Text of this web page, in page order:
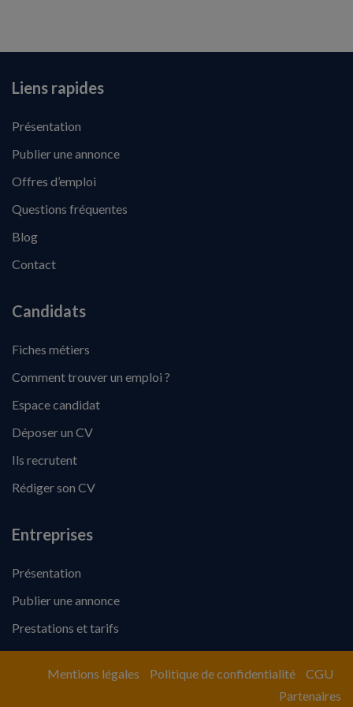
Liens rapides
Présentation
Publier une annonce
Offres d’emploi
Questions fréquentes
Blog
Contact
Candidats
Fiches métiers
Comment trouver un emploi ?
Espace candidat
Déposer un CV
Ils recrutent
Rédiger son CV
Entreprises
Présentation
Publier une annonce
Prestations et tarifs
Mentions légales Politique de confidentialité
CGU
Partenaires